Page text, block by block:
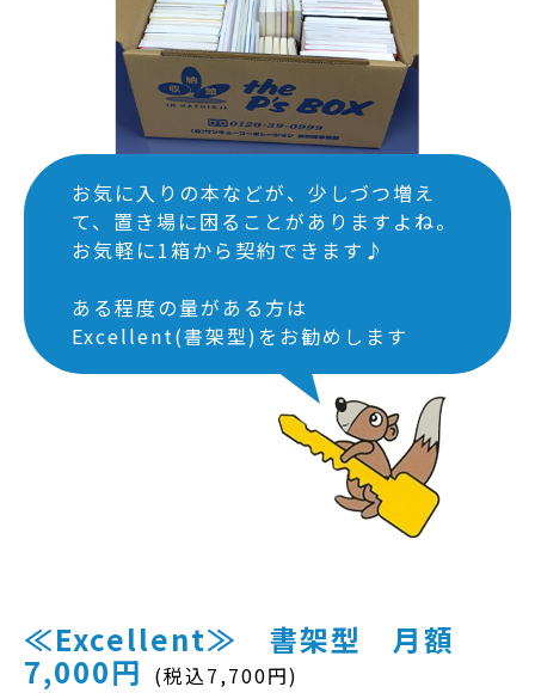
お気に入りの本などが、少しづつ増え
て、 置き場に困ることがありますよね。
お気軽に1箱から契約できます♪
ある程度の量がある方は
Excellent(書架型)をお勧めします
≪Excellent≫ 書架型 月額
7,000円 (税込7,700円)